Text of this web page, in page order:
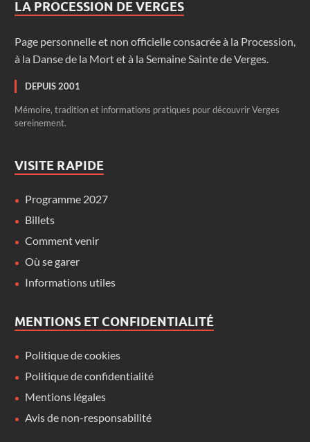
LA PROCESSION DE VERGES
Page personnelle et non officielle consacrée à la Procession,
à la Danse de la Mort et à la Semaine Sainte de Verges.
DEPUIS 2001
Mémoire, tradition et informations pratiques pour découvrir Verges
sereinement.
VISITE RAPIDE
Programme 2027
Billets
Comment venir
Où se garer
Informations utiles
MENTIONS ET CONFIDENTIALITÉ
Politique de cookies
Politique de confidentialité
Mentions légales
Avis de non-responsabilité